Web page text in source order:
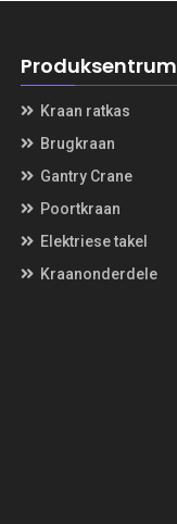
Produksentrum
Kraan ratkas
Brugkraan
Gantry Crane
Poortkraan
Elektriese takel
Kraanonderdele